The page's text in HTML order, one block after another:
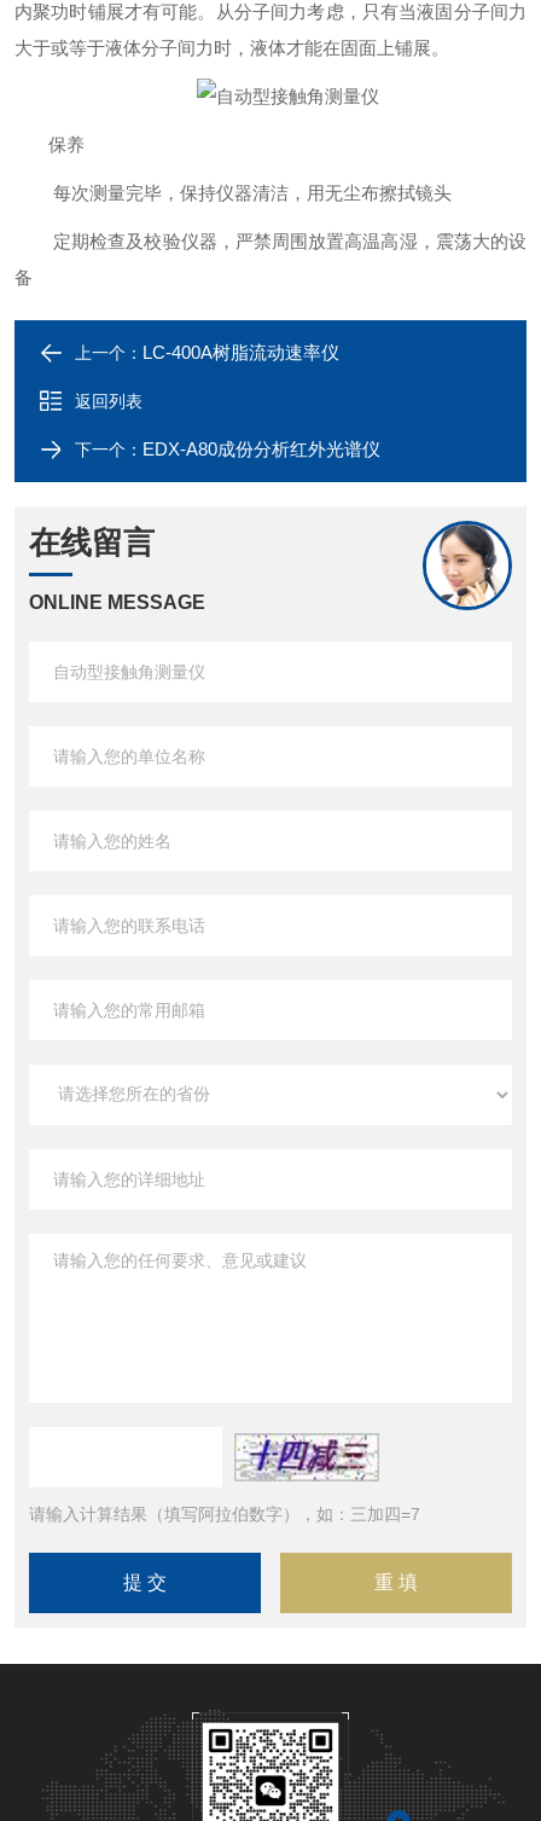
内聚功时铺展才有可能。从分子间力考虑，只有当液固分子间力
大于或等于液体分子间力时，液体才能在固面上铺展。
保养
每次测量完毕，保持仪器清洁，用无尘布擦拭镜头
定期检查及校验仪器，严禁周围放置高温高湿，震荡大的设
备
上一个： LC-400A树脂流动速率仪
返回列表
下一个： EDX-A80成份分析红外光谱仪
在线留言
ONLINE MESSAGE
请输入计算结果（填写阿拉伯数字），如：三加四=7